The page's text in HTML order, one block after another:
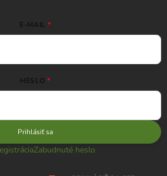
E-MAIL
HESLO
Prihlásiť sa
Zabudnuté heslo